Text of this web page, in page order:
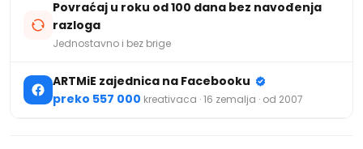
Povraćaj u roku od 100 dana bez navođenja
razloga
Jednostavno i bez brige
ARTMiE zajednica na Facebooku
preko 557 000 kreativaca · 16 zemalja · od 2007